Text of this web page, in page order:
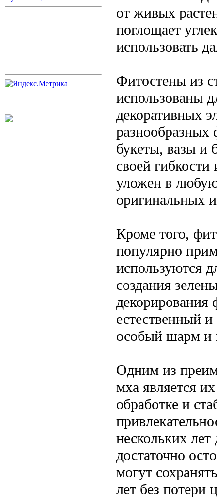
от живых
поглощает
использовать
Фитостены из
использованы
декоративных
разнообразных
букеты, вазы и
своей
уложен в
оригинальных
Кроме того,
популярно
используются
создания
декорирования
естественный
особый шарм и
Одним из
мха является
обработке и
нескольких
достаточно
могут
лет без потери